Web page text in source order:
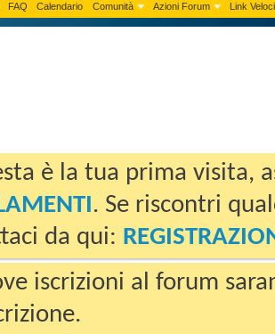
FAQ Calendario Comunità Azioni Forum Link Veloci
è la tua prima visita,
. Se riscontri
da qui:
iscrizioni al forum